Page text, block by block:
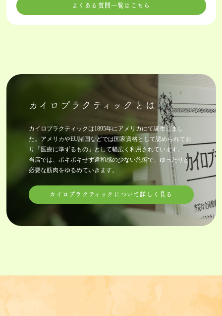
よくある質問一覧はこちら
カイロプラクティックとは
カイロプラクティックは1895年にアメリカにて誕生しまし
た。アメリカやEU諸国などでは国家資格として認められてお
り「医療に準ずるもの」として幅広く利用されています。
当店では、ポキポキせず違和感の少ない施術で、ゆったりと
必要な筋肉をゆるめていきます。
カイロプラクティックについて詳しく見る